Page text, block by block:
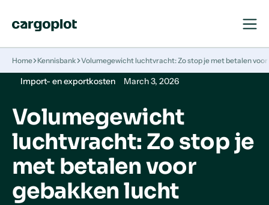
Open
Close
Home Kennisbank Volumegewicht luchtvracht: Zo stop je met betalen
Import- en exportkosten March 3, 2026
Volumegewicht
luchtvracht: Zo stop je
met betalen voor
gebakken lucht